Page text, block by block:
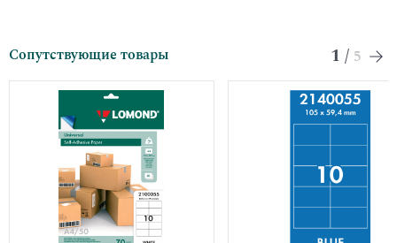
Сопутствующие товары 1 / 5